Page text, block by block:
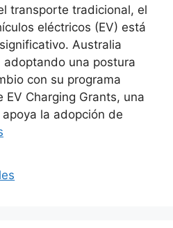
transporte tradicional, el
eléctricos (EV) está
Australia
adoptando una postura
con su programa
EV Charging Grants, una
la adopción de